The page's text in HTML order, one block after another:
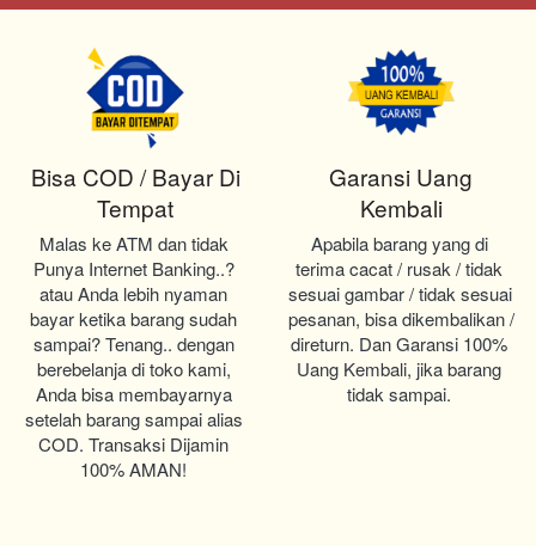
Bisa COD / Bayar Di
Tempat
Malas ke ATM dan tidak
Punya Internet Banking..?
atau Anda lebih nyaman
bayar ketika barang sudah
sampai? Tenang.. dengan
berebelanja di toko kami,
Anda bisa membayarnya
setelah barang sampai alias
COD. Transaksi Dijamin
100% AMAN!
Garansi Uang
Kembali
Apabila barang yang di
terima cacat / rusak / tidak
sesuai gambar / tidak sesuai
pesanan, bisa dikembalikan /
direturn. Dan Garansi 100%
Uang Kembali, jika barang
tidak sampai.